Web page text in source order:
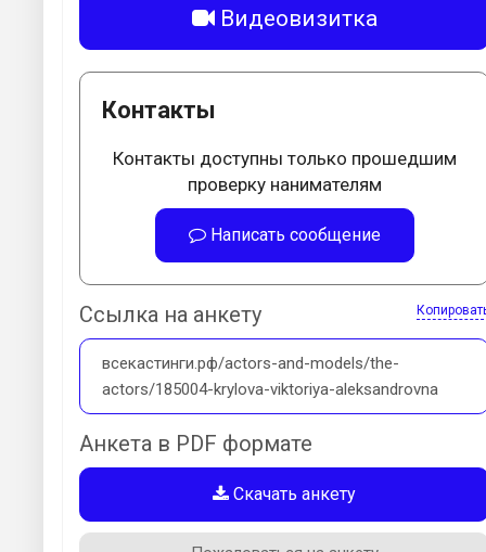
Видеовизитка
Контакты
Контакты доступны только прошедшим
проверку нанимателям
Написать сообщение
Ссылка на анкету
всекастинги.рф/actors-and-models/the-
actors/185004-krylova-viktoriya-aleksandrovna
Анкета в PDF формате
Скачать анкету